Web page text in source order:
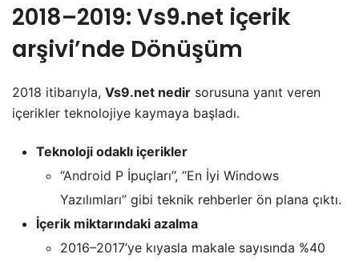
2018–2019: Vs9.net içerik
arşivi’nde Dönüşüm
2018 itibarıyla, Vs9.net nedir sorusuna yanıt veren
içerikler teknolojiye kaymaya başladı.
Teknoloji odaklı içerikler
“Android P İpuçları”, “En İyi Windows
Yazılımları” gibi teknik rehberler ön plana çıktı.
İçerik miktarındaki azalma
2016–2017’ye kıyasla makale sayısında %40